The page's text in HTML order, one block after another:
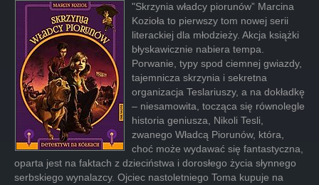
"Skrzynia władcy piorunów” Marcina
Kozioła to pierwszy tom nowej serii
literackiej dla młodzieży. Akcja książki
błyskawicznie nabiera tempa.
Porwanie, typy spod ciemnej gwiazdy,
tajemnicza skrzynia i sekretna
organizacja Teslariuszy, a na dokładkę
– niesamowita, tocząca się równolegle
historia geniusza, Nikoli Tesli,
zwanego Władcą Piorunów, która,
choć może wydawać się fantastyczna,
oparta jest na faktach z dzieciństwa i dorosłego życia słynnego
serbskiego wynalazcy. Ojciec nastoletniego Toma kupuje na